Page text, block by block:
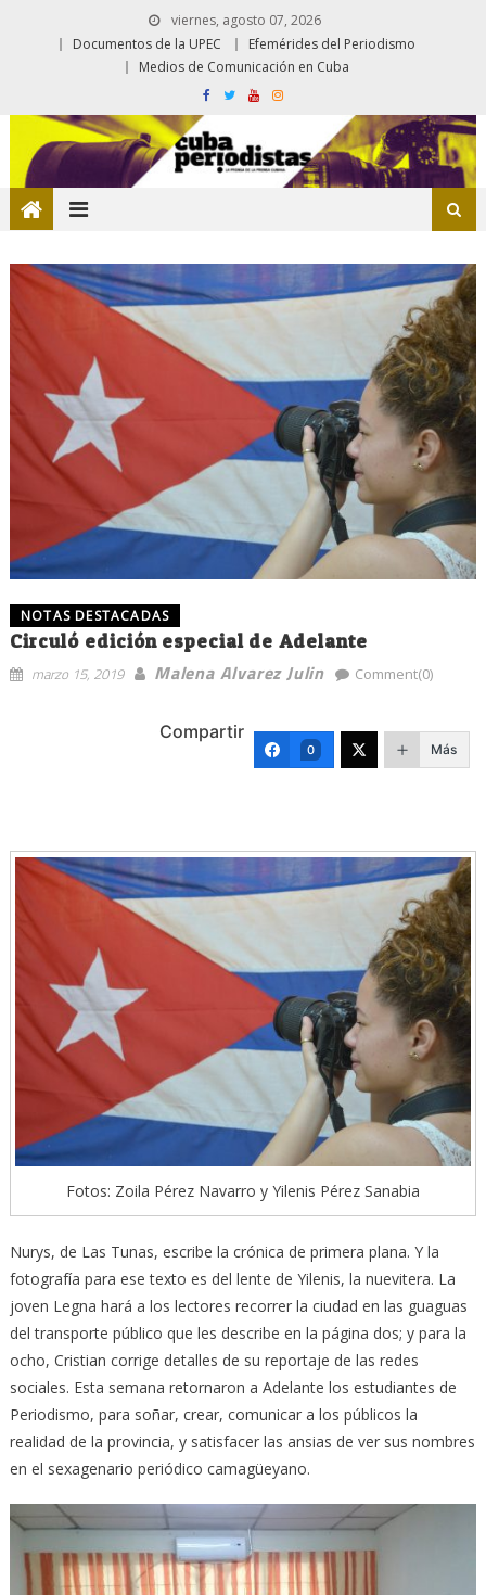
viernes, agosto 07, 2026
Documentos de la UPEC
Efemérides del Periodismo
Medios de Comunicación en Cuba
NOTAS DESTACADAS
Circuló edición especial de Adelante
marzo 15, 2019 Malena Alvarez Julin Comment(0)
Compartir
0 Más
Fotos: Zoila Pérez Navarro y Yilenis Pérez Sanabia
Nurys, de Las Tunas, escribe la crónica de primera plana. Y la
fotografía para ese texto es del lente de Yilenis, la nuevitera. La
joven Legna hará a los lectores recorrer la ciudad en las guaguas
del transporte público que les describe en la página dos; y para la
ocho, Cristian corrige detalles de su reportaje de las redes
sociales. Esta semana retornaron a Adelante los estudiantes de
Periodismo, para soñar, crear, comunicar a los públicos la
realidad de la provincia, y satisfacer las ansias de ver sus nombres
en el sexagenario periódico camagüeyano.